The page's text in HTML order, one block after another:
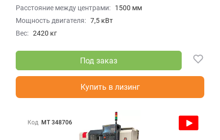
Расстояние между центрами:
1500 мм
Мощность двигателя: 7,5 кВт
Вес: 2420 кг
Под заказ
Купить в лизинг
Код МТ 348706